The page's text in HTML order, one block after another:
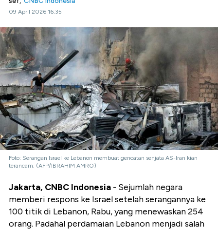
09 April 2026 16:35
Foto: Serangan Israel ke Lebanon membuat gencatan senjata AS-Iran kian
terancam. (AFP/IBRAHIM AMRO)
Jakarta, CNBC Indonesia - Sejumlah negara
memberi respons ke Israel setelah serangannya ke
100 titik di Lebanon, Rabu, yang menewaskan 254
orang. Padahal perdamaian Lebanon menjadi salah